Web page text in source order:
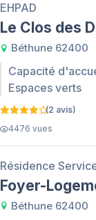
EHPAD
Le Clos des
Béthune 62400
Capacité
Espaces verts
(2 avis)
4476 vues
Résidence
Foyer-
Béthune 62400